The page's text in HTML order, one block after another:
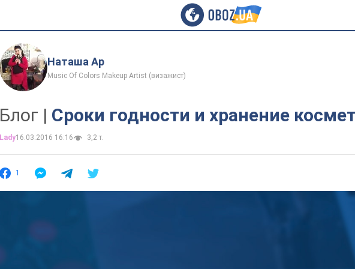
Наташа Ар
Music Of Colors Makeup Artist (визажист)
Блог | Сроки годности и хранение
Lady16.03.2016 16:16 3,2 т.
1